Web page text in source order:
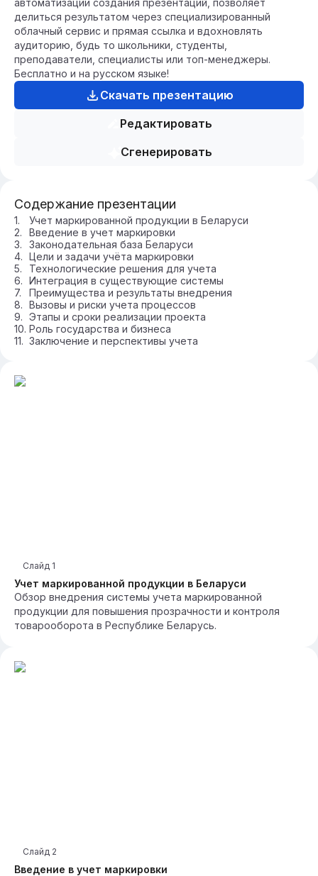
автоматизации создания презентаций, позволяет
делиться результатом через специализированный
облачный сервис и прямая ссылка и вдохновлять
аудиторию, будь то школьники, студенты,
преподаватели, специалисты или топ-менеджеры.
Бесплатно и на русском языке!
Скачать презентацию
Редактировать
Сгенерировать
Содержание презентации
Учет маркированной продукции в Беларуси
Введение в учет маркировки
Законодательная база Беларуси
Цели и задачи учёта маркировки
Технологические решения для учета
Интеграция в существующие системы
Преимущества и результаты внедрения
Вызовы и риски учета процессов
Этапы и сроки реализации проекта
Роль государства и бизнеса
Заключение и перспективы учета
Учет маркированной продукции в Беларуси
Слайд 1
Обзор внедрения системы учета маркированной
продукции для повышения прозрачности и контроля
товарооборота в Республике Беларусь.
Введение в учет маркировки
Слайд 2